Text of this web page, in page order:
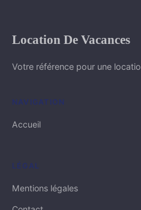
Location De Vacances
Votre référence pour une
NAVIGATION
Accueil
LÉGAL
Mentions légales